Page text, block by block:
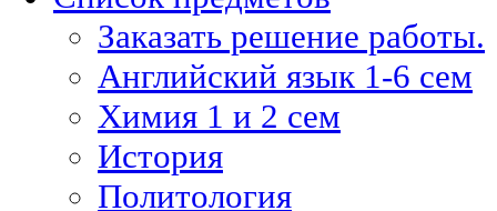
Заказать решение работы.
Английский язык 1-6 сем
Химия 1 и 2 сем
История
Политология